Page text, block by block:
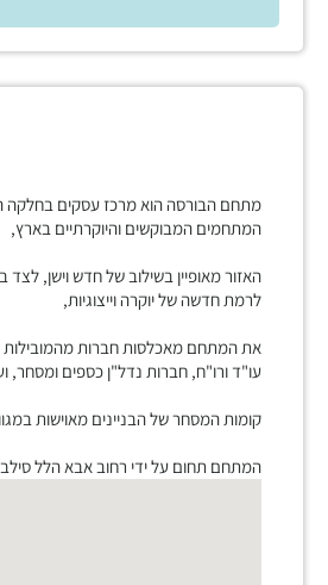
מתחם הבורסה הוא מרכז עסקים בחלקה
המתחמים המבוקשים והיוקרתיים בארץ,
האזור מאופיין בשילוב של חדש וישן, לצד
לרמת חדשה של יוקרה וייצוגיות,
את המתחם מאכלסות חברות מהמובילות
עו"ד ורו"ח, חברות נדל"ן כספים ומסחר,
קומות המסחר של הבניינים מאוישות
המתחם תחום על ידי רחוב אבא הלל